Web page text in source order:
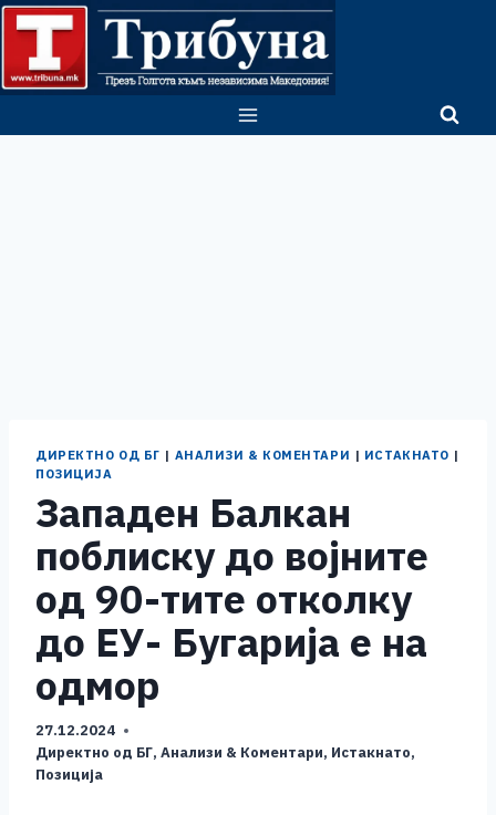
Skip
content
ДИРЕКТНО ОД БГ | АНАЛИЗИ & КОМЕНТАРИ | ИСТАКНАТО |
ПОЗИЦИЈА
Западен Балкан
поблиску до војните
од 90-тите отколку
до ЕУ- Бугарија е на
одмор
27.12.2024
Директно од БГ, Анализи & Коментари, Истакнато,
Позиција